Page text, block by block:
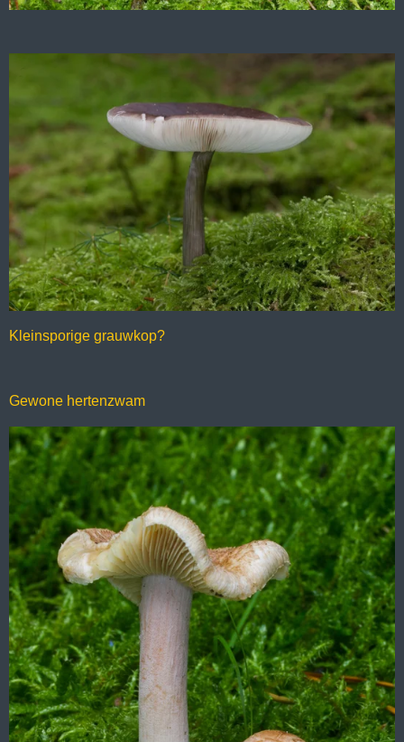
Kleinsporige grauwkop?
Gewone hertenzwam